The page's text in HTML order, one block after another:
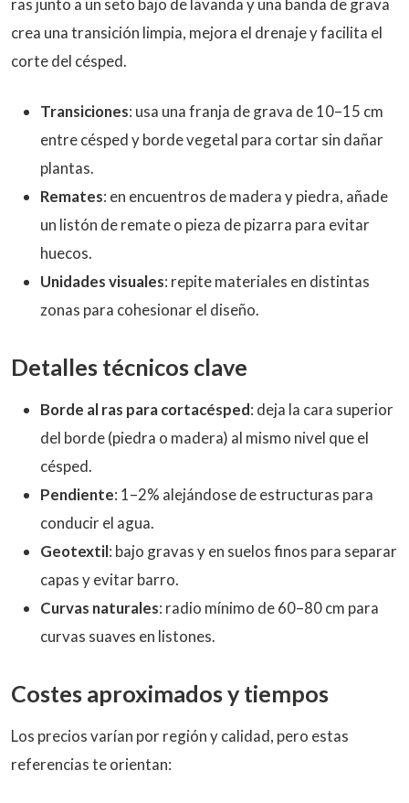
crea una transición limpia, mejora el drenaje y facilita el
corte del césped.
Transiciones: usa una franja de grava de 10–15 cm
entre césped y borde vegetal para cortar sin dañar
plantas.
Remates: en encuentros de madera y piedra, añade
un listón de remate o pieza de pizarra para evitar
huecos.
Unidades visuales: repite materiales en distintas
zonas para cohesionar el diseño.
Detalles técnicos clave
Borde al ras para cortacésped: deja la cara superior
del borde (piedra o madera) al mismo nivel que el
césped.
Pendiente: 1–2% alejándose de estructuras para
conducir el agua.
Geotextil: bajo gravas y en suelos finos para separar
capas y evitar barro.
Curvas naturales: radio mínimo de 60–80 cm para
curvas suaves en listones.
Costes aproximados y tiempos
Los precios varían por región y calidad, pero estas
referencias te orientan: